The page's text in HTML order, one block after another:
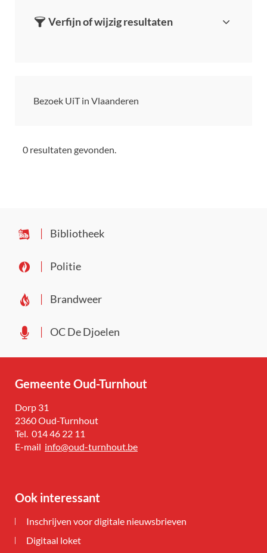
Verfijn of wijzig resultaten
Bezoek UiT in Vlaanderen
0 resultaten gevonden.
Bibliotheek
Politie
Brandweer
OC De Djoelen
Gemeente Oud-Turnhout
Adres
Dorp 31
,2360Oud-Turnhout
Tel. 014 46 22 11
E-
info@oud-turnhout.be
Ook interessant
Inschrijven voor digitale nieuwsbrieven
Digitaal loket